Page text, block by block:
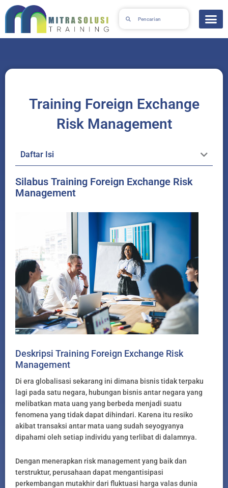
Skip
to
Training Foreign Exchange
Risk Management
Daftar Isi
Silabus Training Foreign Exchange Risk
Management
Deskripsi Training Foreign Exchange Risk
Management
Di era globalisasi sekarang ini dimana bisnis tidak terpaku
lagi pada satu negara, hubungan bisnis antar negara yang
melibatkan mata uang yang berbeda menjadi suatu
fenomena yang tidak dapat dihindari. Karena itu resiko
akibat transaksi antar mata uang sudah seyogyanya
dipahami oleh setiap individu yang terlibat di dalamnya.
Dengan menerapkan risk management yang baik dan
terstruktur, perusahaan dapat mengantisipasi
perkembangan mutakhir dari fluktuasi harga valas dunia